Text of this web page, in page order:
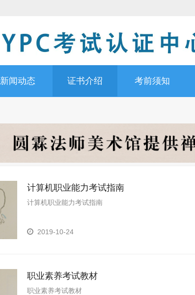
新闻动态 证书介绍 考前须知
计算机职业能力考试指南
计算机职业能力考试指南
2019-10-24
职业素养考试教材
职业素养考试教材